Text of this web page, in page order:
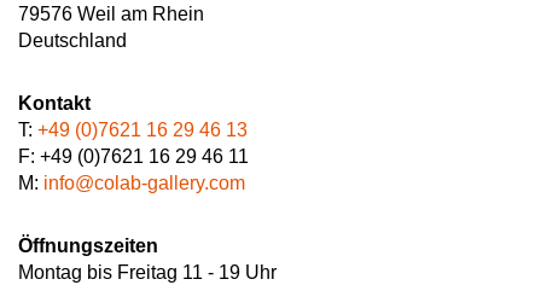
79576 Weil am Rhein
Deutschland
Kontakt
T: +49 (0)7621 16 29 46 13
F: +49 (0)7621 16 29 46 11
M: info@colab-gallery.com
Öffnungszeiten
Montag bis Freitag 11 - 19 Uhr